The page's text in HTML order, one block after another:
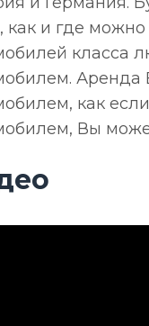
как и где
класса
Аренда
как
Вы